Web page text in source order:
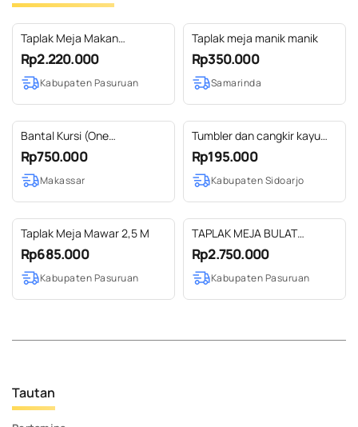
Taplak Meja Makan
Geometris 300 X 185 CM
Rp2.220.000
Kabupaten Pasuruan
Taplak meja manik manik
Rp350.000
Samarinda
Bantal Kursi (One
Set)/Ecoprint
Rp750.000
Makassar
Tumbler dan cangkir kayu
jati
Rp195.000
Kabupaten Sidoarjo
Taplak Meja Mawar 2,5 M
Rp685.000
Kabupaten Pasuruan
TAPLAK MEJA BULAT
BUNGA KRISSAN D 2 M
Rp2.750.000
Kabupaten Pasuruan
Tautan